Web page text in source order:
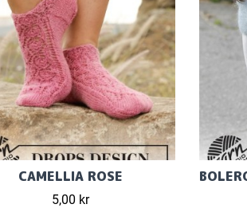
CAMELLIA ROSE
5,00 kr